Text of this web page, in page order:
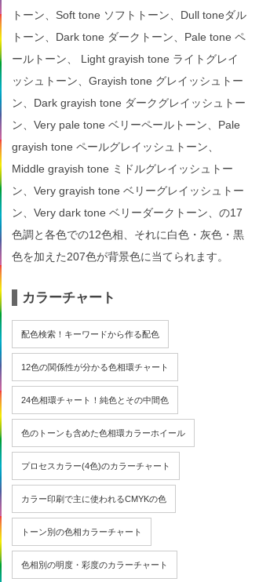
トーン、Soft tone ソフトトーン、Dull toneダル
トーン、Dark tone ダークトーン、Pale tone ペ
ールトーン、 Light grayish tone ライトグレイ
ッシュトーン、Grayish tone グレイッシュトー
ン、Dark grayish tone ダークグレイッシュトー
ン、Very pale tone ベリーペールトーン、Pale
grayish tone ペールグレイッシュトーン、
Middle grayish tone ミドルグレイッシュトー
ン、Very grayish tone ベリーグレイッシュトー
ン、Very dark tone ベリーダークトーン、の17
色調と各色での12色相、それに白色・灰色・黒
色を加えた207色が背景色に当てられます。
カラーチャート
配色検索！キーワードから作る配色
12色の関係性が分かる色相環チャート
24色相環チャート！純色とその中間色
色のトーンも含めた色相環カラーホイール
プロセスカラー(4色)のカラーチャート
カラー印刷で主に使われるCMYKの色
トーン別の色相カラーチャート
色相別の明度・彩度のカラーチャート